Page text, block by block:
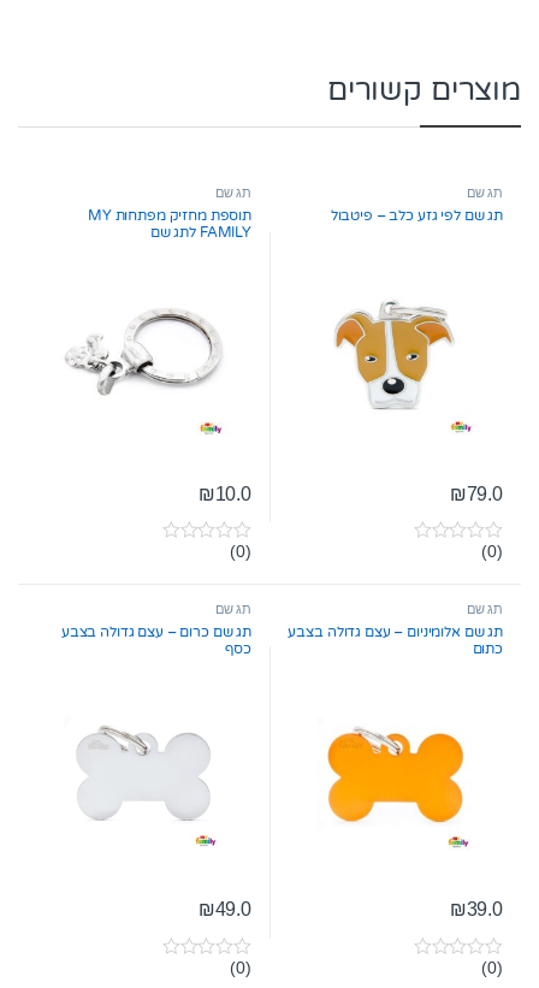
מוצרים קשורים
תג שם
תג שם לפי גזע כלב – פיטבול
₪79.0
0
t
f
5
(0)
תג שם
תוספת מחזיק מפתחות MY
FAMILY לתג שם
₪10.0
0
t
f
5
(0)
תג שם
תג שם אלומיניום – עצם גדולה בצבע
כתום
₪39.0
0(0)
תג שם
תג שם כרום – עצם גדולה בצבע
כסף
₪49.0
0(0)